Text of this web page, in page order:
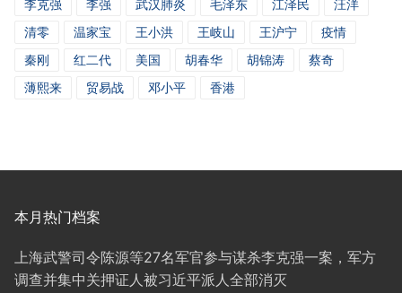
李克强 李强 武汉肺炎 毛泽东 江泽民
汪洋
清零
温家宝 王小洪 王岐山 王沪宁
疫情
秦刚
红二代 美国 胡春华 胡锦涛
蔡奇
薄熙来
贸易战 邓小平 香港
本月热门档案
上海武警司令陈源等27名军官参与谋杀李克强一案，军方
调查并集中关押证人被习近平派人全部消灭